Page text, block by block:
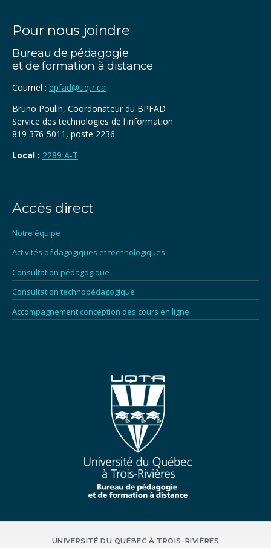
Pour nous joindre
Bureau de pédagogie
et de formation à distance
Courriel : bpfad@uqtr.ca
Bruno Poulin, Coordonateur du BPFAD
Service des technologies de l'information
819 376-5011, poste 2236
Local : 2289 A-T
Accès direct
Notre équipe
Activités pédagogiques et technologiques
Consultation pédagogique
Consultation technopédagogique
Accompagnement conception des cours en ligne
UNIVERSITÉ DU QUÉBEC À TROIS-RIVIÈRES